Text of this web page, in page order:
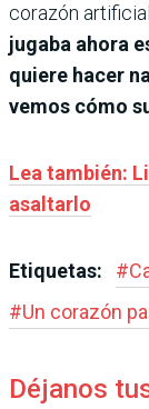
corazón
jugaba ahora
quiere hacer
vemos cómo
Lea también:
asaltarlo
Etiquetas: #
#Un corazón
Déjanos